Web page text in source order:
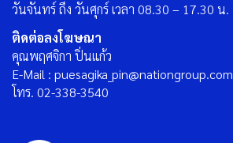
วันจันทร์ ถึง วันศุกร์ เวลา 08.30 – 17.30 น.
ติดต่อลงโฆษณา
คุณพฤศจิกา ปิ่นแก้ว
E-Mail : puesagika_pin@nationgroup.com
โทร. 02-338-3540